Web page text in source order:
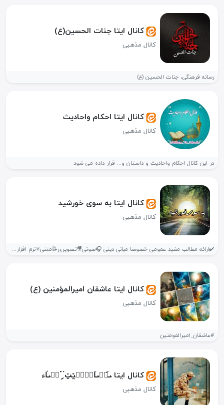
کانال ایتا جنات الحسین(ع)
کانال مذهبی
رسانه فرهنگی، جنات الحسین (ع)
کانال ایتا احکام واحادیث
کانال مذهبی
در این کانال احکام واحادیث و داستان و... قرار داده می شود
کانال ایتا به سوی خورشید
کانال مذهبی
✔️ارائه مطالب مفید عمومی خصوصا مبانی دینی 🎧صوتی🎥تصویری📝متنی✳️نرم افزاری و ... شما...
کانال ایتا عاشقان امیرالمؤمنین (ع)
کانال مذهبی
#عاشقان_امیرالمومنین
کانال ایتا ܝ̇‌َܣْܝ‌َߊ‌ܠْܢَ̣یْٺِ ۬ ިَ۬ܣْܝ‌ٰߊ‌ء
کانال مذهبی